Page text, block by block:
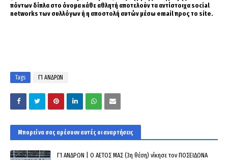
πόντων δίπλα στο όνομα κάθε αθλητή αποτελούν τα αντίστοιχα social
networks των συλλόγων ή η αποστολή αυτών μέσω email προς το site.
Tags Γ1 ΑΝΔΡΩΝ
Μπορεί να σας αρέσουν αυτές οι αναρτήσεις
Γ1 ΑΝΔΡΩΝ | Ο ΑΕΤΟΣ ΜΑΣ (3η θέση) νίκησε τον ΠΟΣΕΙΔΩΝΑ